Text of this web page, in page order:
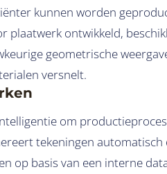
kunnen worden
plaatwerk ontwikkeld,
geometrische
versnelt.
om
tekeningen automatisch
op basis van een interne